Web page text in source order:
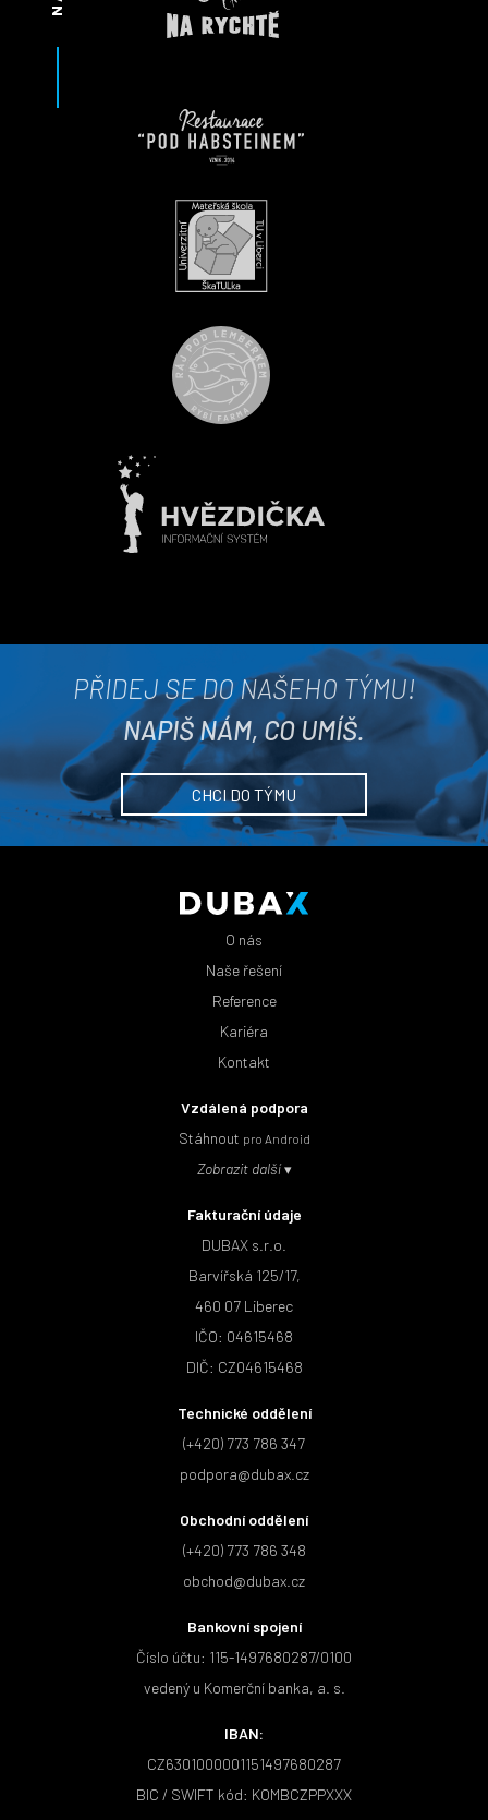
PŘIDEJ SE DO NAŠEHO TÝMU!
NAPIŠ NÁM, CO UMÍŠ.
CHCI DO TÝMU
O nás
Naše řešení
Reference
Kariéra
Kontakt
Vzdálená podpora
Stáhnout pro Android
Zobrazit další
Fakturační údaje
DUBAX s.r.o.
Barvířská 125/17,
460 07 Liberec
IČO: 04615468
DIČ: CZ04615468
Technické oddělení
(+420) 773 786 347
podpora@dubax.cz
Obchodní oddělení
(+420) 773 786 348
obchod@dubax.cz
Bankovní spojení
Číslo účtu: 115-1497680287/0100
vedený u Komerční banka, a. s.
IBAN:
CZ6301000001151497680287
BIC / SWIFT kód: KOMBCZPPXXX